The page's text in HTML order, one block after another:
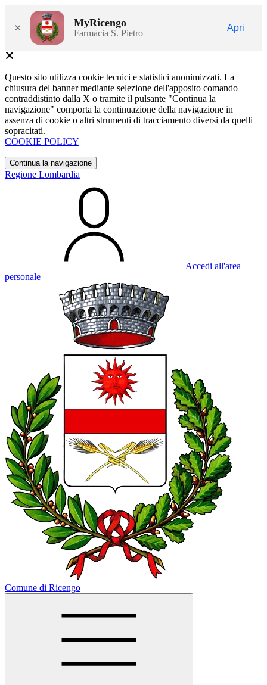
× MyRicengo
Farmacia S. Pietro
Apri
Questo sito utilizza cookie tecnici e statistici anonimizzati. La
chiusura del banner mediante selezione dell'apposito comando
contraddistinto dalla X o tramite il pulsante "Continua la
navigazione" comporta la continuazione della navigazione in
assenza di cookie o altri strumenti di tracciamento diversi da quelli
sopracitati.
COOKIE POLICY
Continua la navigazione
Regione Lombardia
Accedi all'area
personale
Comune di Ricengo